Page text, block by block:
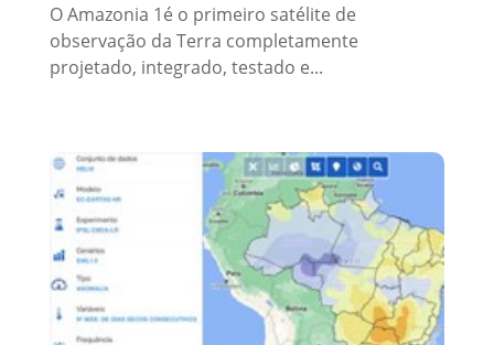
O Amazonia 1é o primeiro satélite de
observação da Terra completamente
projetado, integrado, testado e...